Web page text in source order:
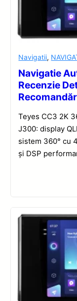
Navigatii,
Navigatie
Recenzie
Teyes CC3 2K
J300: display
sistem 360° cu
și DSP